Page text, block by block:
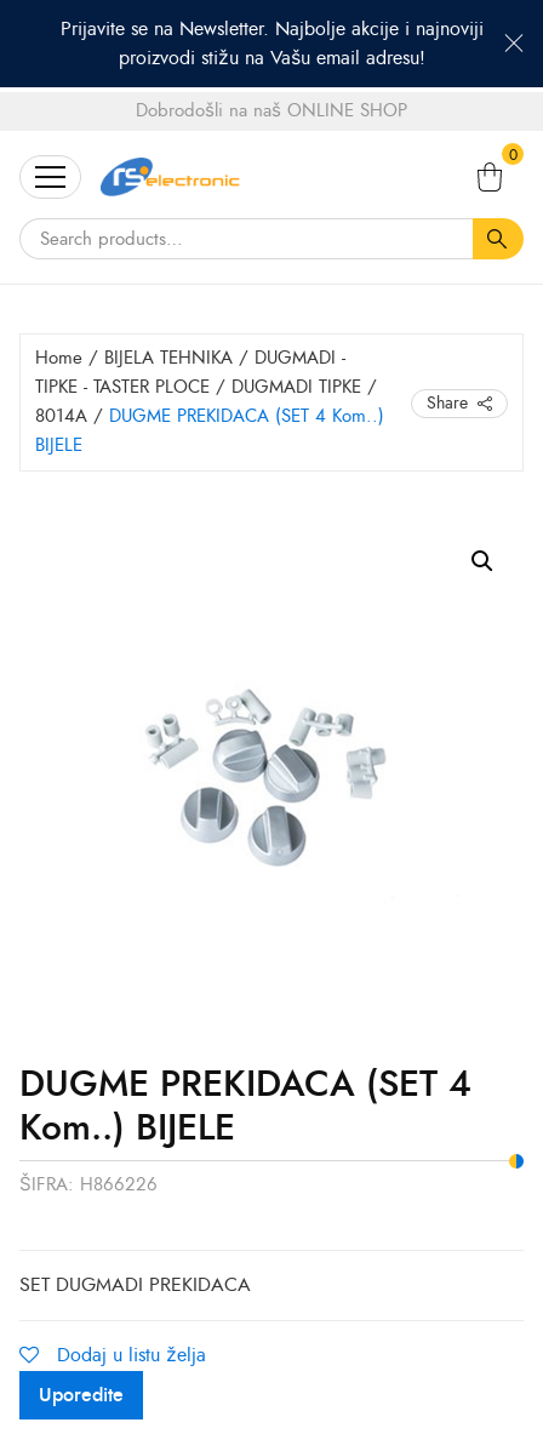
Prijavite se na Newsletter. Najbolje akcije i najnoviji
proizvodi stižu na Vašu email adresu!
Dobrodošli na naš ONLINE SHOP
for:
0
Home / BIJELA TEHNIKA / DUGMADI -
TIPKE - TASTER PLOCE / DUGMADI TIPKE /
8014A / DUGME PREKIDACA (SET 4 Kom..)
BIJELE
Share
DUGME PREKIDACA (SET 4
Kom..) BIJELE
ŠIFRA: H866226
SET DUGMADI PREKIDACA
Dodaj u listu želja
Uporedite